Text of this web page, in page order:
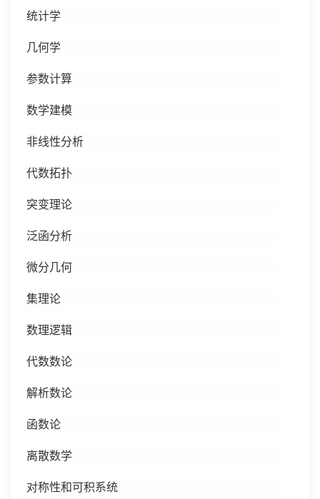
统计学
几何学
参数计算
数学建模
非线性分析
代数拓扑
突变理论
泛函分析
微分几何
集理论
数理逻辑
代数数论
解析数论
函数论
离散数学
对称性和可积系统